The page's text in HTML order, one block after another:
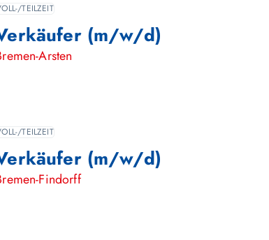
(m/w/d)
Arsten
TEILZEIT
(m/w/d)
Findorff
TEILZEIT